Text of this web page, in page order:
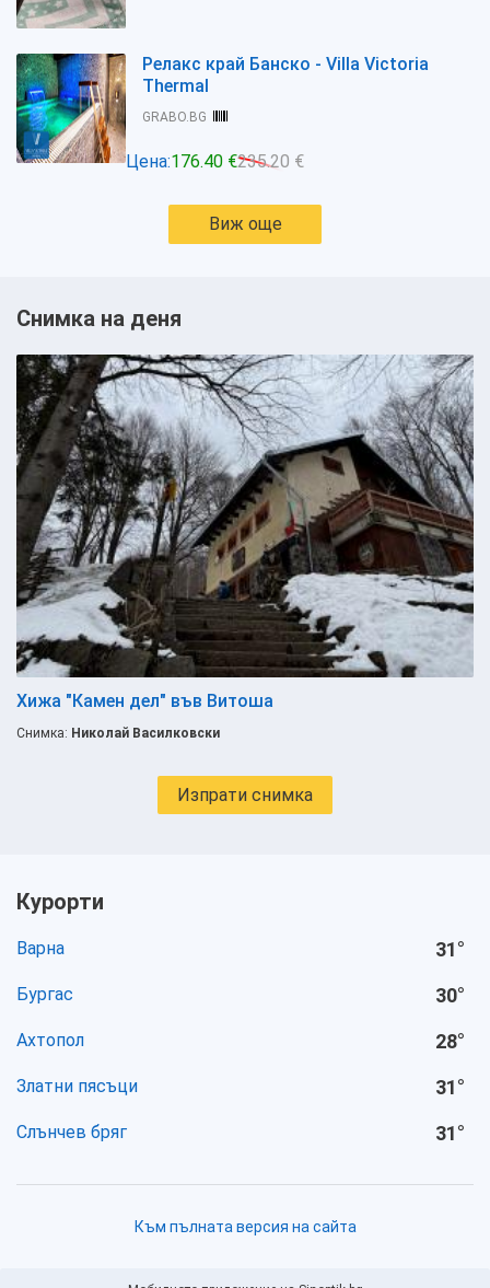
Релакс край Банско - Villa Victoria
Thermal
GRABO.BG
Цена:176.40 €235.20 €
Виж още
Снимка на деня
Хижа "Камен дел" във Витоша
Снимка: Николай Василковски
Изпрати снимка
Курорти
Варна 31°
Бургас 30°
Ахтопол 28°
Златни пясъци 31°
Слънчев бряг 31°
Към пълната версия на сайта